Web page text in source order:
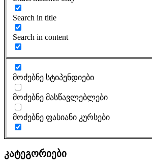
Search in title
Search in content
მოძებნე სტიპენდიები
მოძებნე მასწავლებლები
მოძებნე ფასიანი კურსები
კატეგორიები